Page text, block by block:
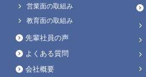
営業面の取組み
教育面の取組み
先輩社員の声
よくある質問
会社概要